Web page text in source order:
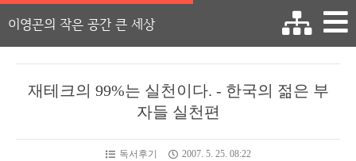
이영곤의 작은 공간 큰 세상
재테크의 99%는 실천이다. - 한국의 젊은 부
자들 실천편
독서후기 2007. 5. 25. 08:22